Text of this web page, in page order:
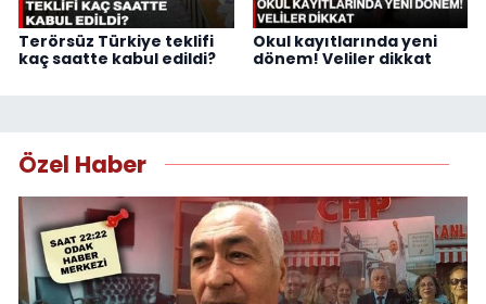
Terörsüz Türkiye teklifi
kaç saatte kabul edildi?
Okul kayıtlarında yeni
dönem! Veliler dikkat
Özel Haber